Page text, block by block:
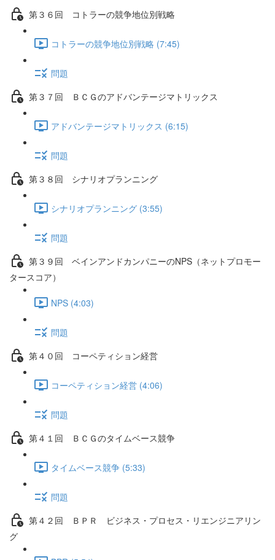
第３６回 コトラーの競争地位別戦略
コトラーの競争地位別戦略 (7:45)
問題
第３７回 ＢＣＧのアドバンテージマトリックス
アドバンテージマトリックス (6:15)
問題
第３８回 シナリオプランニング
シナリオプランニング (3:55)
問題
第３９回 ベインアンドカンパニーのNPS（ネットプロモー
タースコア）
NPS (4:03)
問題
第４０回 コーペティション経営
コーペティション経営 (4:06)
問題
第４１回 ＢＣＧのタイムベース競争
タイムベース競争 (5:33)
問題
第４２回 ＢＰＲ ビジネス・プロセス・リエンジニアリン
グ